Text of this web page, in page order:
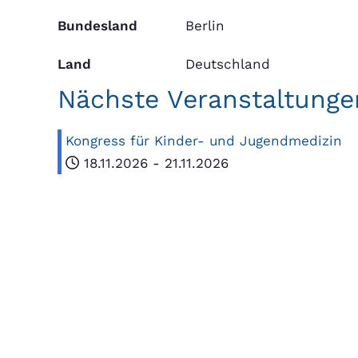
Bundesland Berlin
Land Deutschland
Nächste
Kongress für Kinder- und Jugendmedizin
18.11.2026 - 21.11.2026